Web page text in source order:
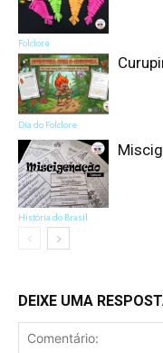
Folclore
Dia do Folclore
História do Brasil
DEIXE UMA